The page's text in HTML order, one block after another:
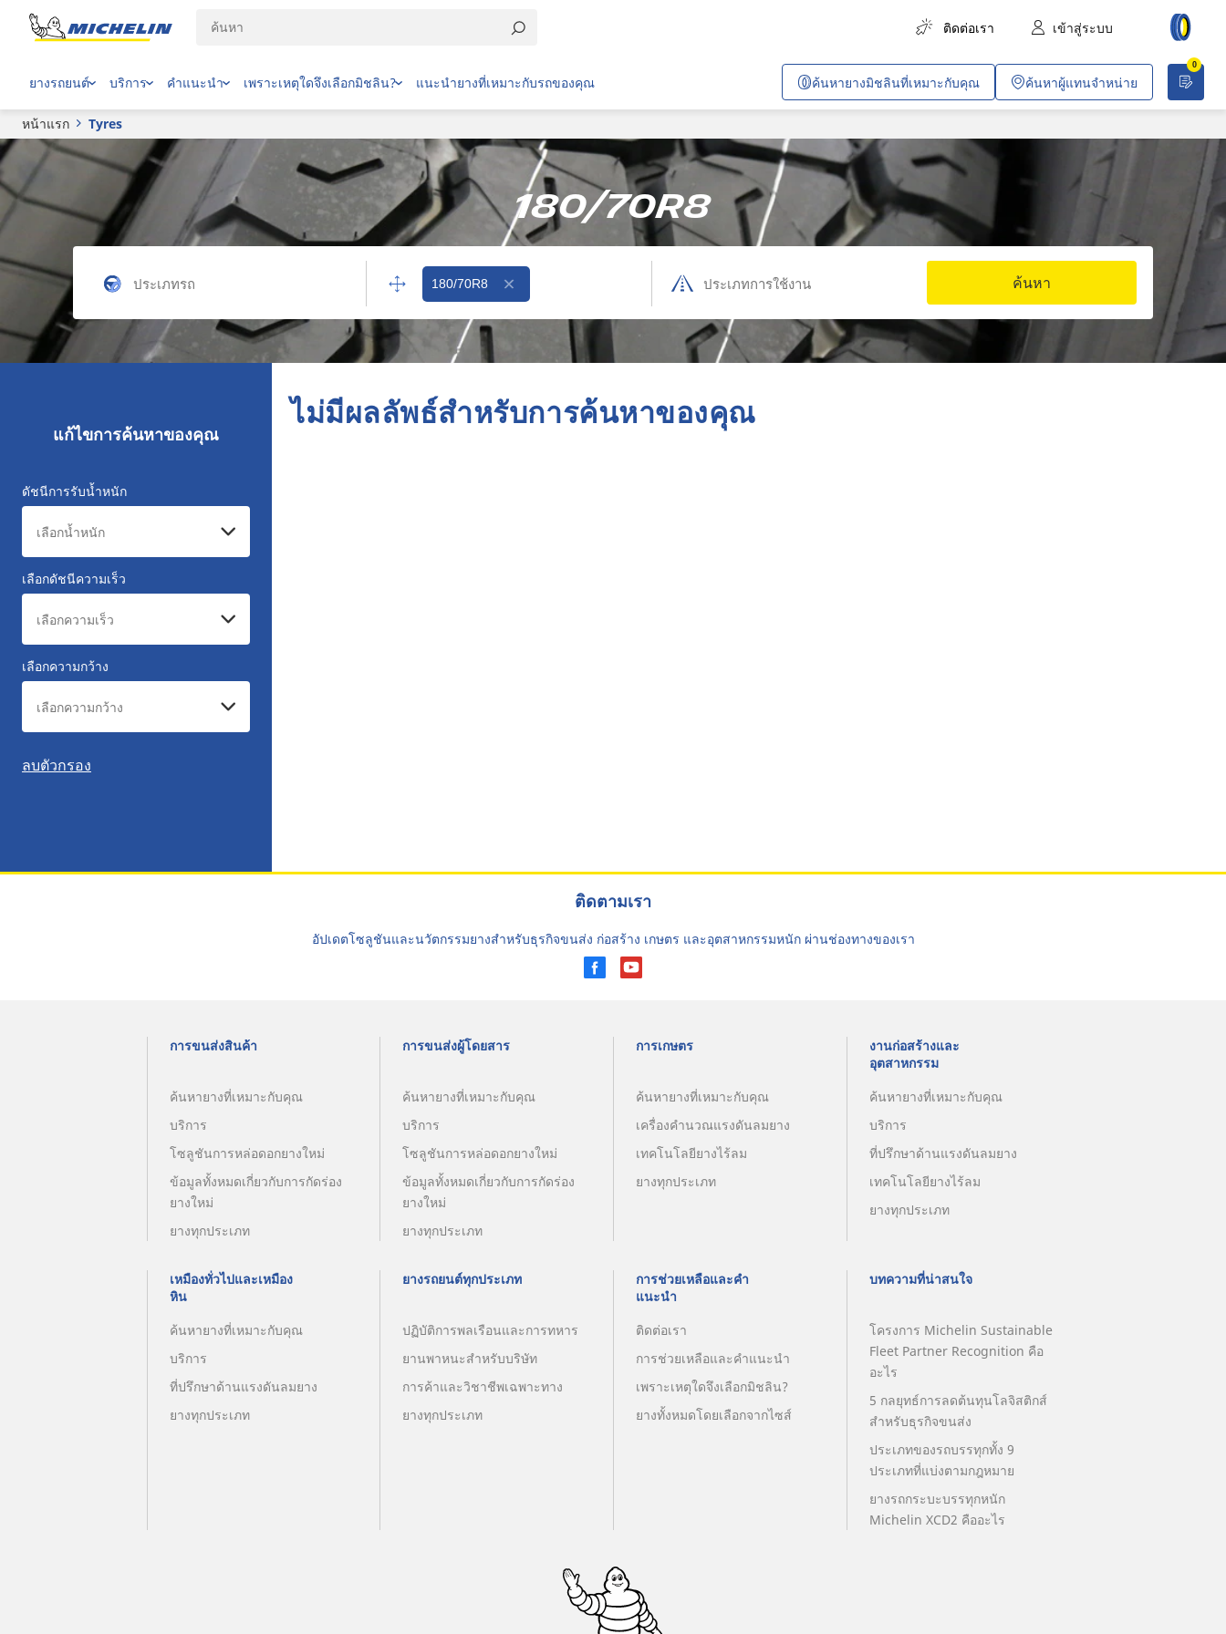
ติดต่อเรา เข้าสู่ระบบ
การขนส่งสินค้า
การขนส่งผู้โดยสาร
การเกษตร
งานก่อสร้างและอุตสาหกรรม
เหมืองทั่วไปและเหมืองหิน
งานค้าขายและวิชาชีพเฉพาะทาง
ปฏิบัติการพลเรือนและการทหาร
อากาศยาน
0
ยางรถยนต์ บริการ คำแนะนำ เพราะเหตุใดจึงเลือกมิชลิน? แนะนำยางที่เหมาะกับรถของคุณ ค้นหายางมิชลินที่เหมาะกับคุณ ค้นหาผู้แทนจำหน่าย
หน้าแรก Tyres
180/70R8
180/70R8 ค้นหา
แก้ไขการค้นหาของคุณ
ดัชนีการรับน้ำหนัก
เลือกดัชนีความเร็ว
เลือกความกว้าง
ลบตัวกรอง
ไม่มีผลลัพธ์สำหรับการค้นหาของคุณ
ติดตามเรา
อัปเดตโซลูชันและนวัตกรรมยางสำหรับธุรกิจขนส่ง ก่อสร้าง เกษตร และอุตสาหกรรมหนัก ผ่านช่องทางของเรา
การขนส่งสินค้า
ค้นหายางที่เหมาะกับคุณ
บริการ
โซลูชันการหล่อดอกยางใหม่
ข้อมูลทั้งหมดเกี่ยวกับการกัดร่อง
ยางใหม่
ยางทุกประเภท
การขนส่งผู้โดยสาร
ค้นหายางที่เหมาะกับคุณ
บริการ
โซลูชันการหล่อดอกยางใหม่
ข้อมูลทั้งหมดเกี่ยวกับการกัดร่อง
ยางใหม่
ยางทุกประเภท
การเกษตร
ค้นหายางที่เหมาะกับคุณ
เครื่องคำนวณแรงดันลมยาง
เทคโนโลยียางไร้ลม
ยางทุกประเภท
งานก่อสร้างและ
อุตสาหกรรม
ค้นหายางที่เหมาะกับคุณ
บริการ
ที่ปรึกษาด้านแรงดันลมยาง
เทคโนโลยียางไร้ลม
ยางทุกประเภท
เหมืองทั่วไปและเหมือง
หิน
ค้นหายางที่เหมาะกับคุณ
บริการ
ที่ปรึกษาด้านแรงดันลมยาง
ยางทุกประเภท
ยางรถยนต์ทุกประเภท
ปฏิบัติการพลเรือนและการทหาร
ยานพาหนะสำหรับบริษัท
การค้าและวิชาชีพเฉพาะทาง
ยางทุกประเภท
การช่วยเหลือและคำ
แนะนำ
ติดต่อเรา
การช่วยเหลือและคำแนะนำ
เพราะเหตุใดจึงเลือกมิชลิน?
ยางทั้งหมดโดยเลือกจากไซส์
บทความที่น่าสนใจ
โครงการ Michelin Sustainable
Fleet Partner Recognition คือ
อะไร
5 กลยุทธ์การลดต้นทุนโลจิสติกส์
สำหรับธุรกิจขนส่ง
ประเภทของรถบรรทุกทั้ง 9
ประเภทที่แบ่งตามกฎหมาย
ยางรถกระบะบรรทุกหนัก
Michelin XCD2 คืออะไร